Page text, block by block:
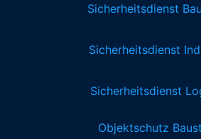
Sicherheitsdienst
Sicherheitsdienst
Sicherheitsdienst
Objektschutz